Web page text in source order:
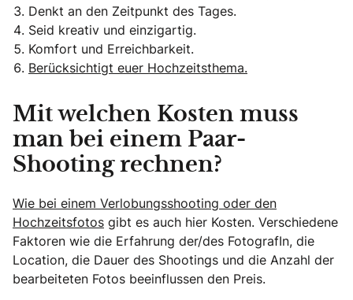
Denkt an den Zeitpunkt des Tages.
Seid kreativ und einzigartig.
Komfort und Erreichbarkeit.
Berücksichtigt euer Hochzeitsthema.
Mit welchen Kosten muss
man bei einem Paar-
Shooting rechnen?
Wie bei einem Verlobungsshooting oder den
Hochzeitsfotos gibt es auch hier Kosten. Verschiedene
Faktoren wie die Erfahrung der/des FotografIn, die
Location, die Dauer des Shootings und die Anzahl der
bearbeiteten Fotos beeinflussen den Preis.